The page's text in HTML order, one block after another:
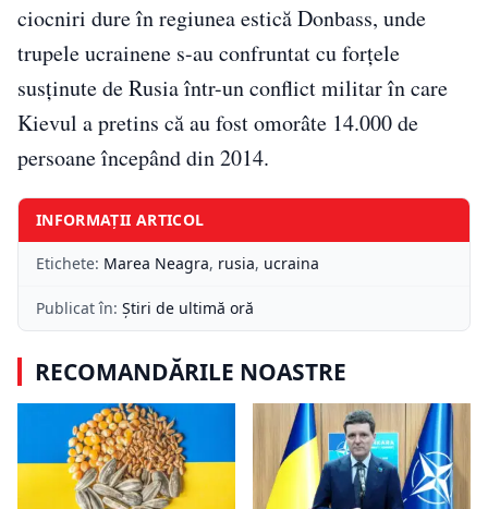
ciocniri dure în regiunea estică Donbass, unde
trupele ucrainene s-au confruntat cu forțele
susținute de Rusia într-un conflict militar în care
Kievul a pretins că au fost omorâte 14.000 de
persoane începând din 2014.
INFORMAȚII ARTICOL
Etichete: Marea Neagra, rusia, ucraina
Publicat în: Știri de ultimă oră
RECOMANDĂRILE NOASTRE